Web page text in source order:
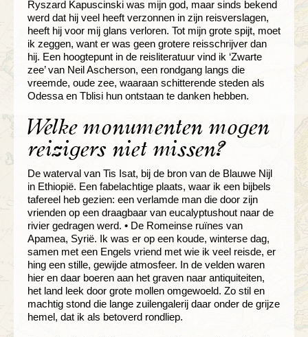
Ryszard Kapuscinski was mijn god, maar sinds bekend
werd dat hij veel heeft verzonnen in zijn reisverslagen,
heeft hij voor mij glans verloren. Tot mijn grote spijt, moet
ik zeggen, want er was geen grotere reisschrijver dan
hij. Een hoogtepunt in de reisliteratuur vind ik ‘Zwarte
zee’ van Neil Ascherson, een rondgang langs die
vreemde, oude zee, waaraan schitterende steden als
Odessa en Tblisi hun ontstaan te danken hebben.
Welke monumenten mogen
reizigers niet missen?
De waterval van Tis Isat, bij de bron van de Blauwe Nijl
in Ethiopië. Een fabelachtige plaats, waar ik een bijbels
tafereel heb gezien: een verlamde man die door zijn
vrienden op een draagbaar van eucalyptushout naar de
rivier gedragen werd. • De Romeinse ruïnes van
Apamea, Syrië. Ik was er op een koude, winterse dag,
samen met een Engels vriend met wie ik veel reisde, er
hing een stille, gewijde atmosfeer. In de velden waren
hier en daar boeren aan het graven naar antiquiteiten,
het land leek door grote mollen omgewoeld. Zo stil en
machtig stond die lange zuilengalerij daar onder de grijze
hemel, dat ik als betoverd rondliep.